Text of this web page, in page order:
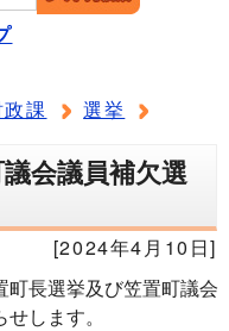
課 選挙
会議員補欠選
[2024年4月10日]
長選挙及び笠置町議会
します。